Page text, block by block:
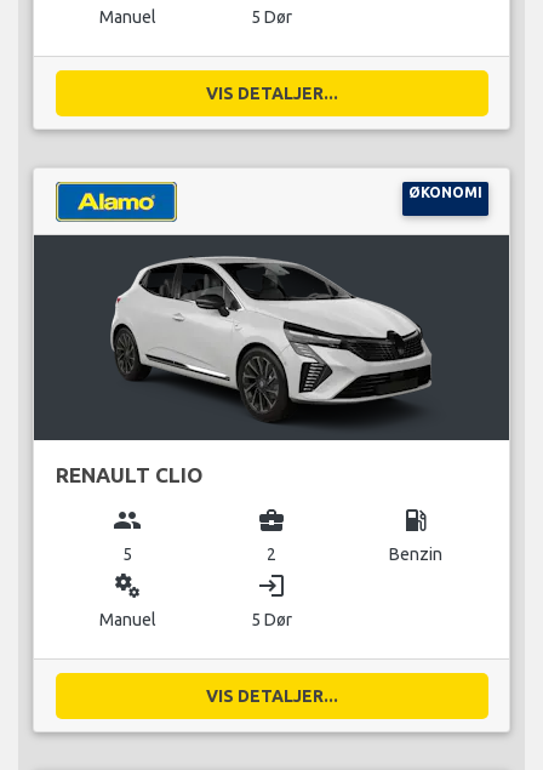
Manuel 5 Dør
VIS DETALJER...
ØKONOMI
RENAULT CLIO
group
5
business_center
2
local_gas_station
Benzin
miscellaneous_services
Manuel
login
5 Dør
VIS DETALJER...